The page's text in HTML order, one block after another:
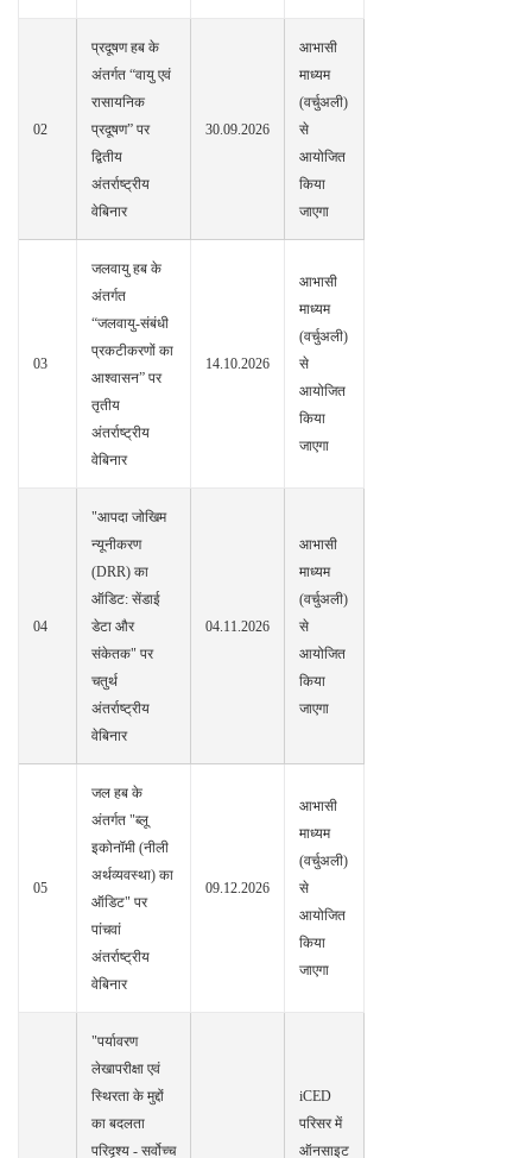
02
प्रदूषण हब के
अंतर्गत “वायु एवं
रासायनिक
प्रदूषण” पर
द्वितीय
अंतर्राष्ट्रीय
वेबिनार
30.09.2026
आभासी
माध्यम
(वर्चुअली)
से
आयोजित
किया
जाएगा
03
जलवायु हब के
अंतर्गत
“जलवायु-संबंधी
प्रकटीकरणों का
आश्वासन” पर
तृतीय
अंतर्राष्ट्रीय
वेबिनार
14.10.2026
आभासी
माध्यम
(वर्चुअली)
से
आयोजित
किया
जाएगा
04
"आपदा जोखिम
न्यूनीकरण
(DRR) का
ऑडिट: सेंडाई
डेटा और
संकेतक" पर
चतुर्थ
अंतर्राष्ट्रीय
वेबिनार
04.11.2026
आभासी
माध्यम
(वर्चुअली)
से
आयोजित
किया
जाएगा
05
जल हब के
अंतर्गत "ब्लू
इकोनॉमी (नीली
अर्थव्यवस्था) का
ऑडिट" पर
पांचवां
अंतर्राष्ट्रीय
वेबिनार
09.12.2026
आभासी
माध्यम
(वर्चुअली)
से
आयोजित
किया
जाएगा
"पर्यावरण
लेखापरीक्षा एवं
स्थिरता के मुद्दों
का बदलता
परिदृश्य - सर्वोच्च
iCED
परिसर में
ऑनसाइट